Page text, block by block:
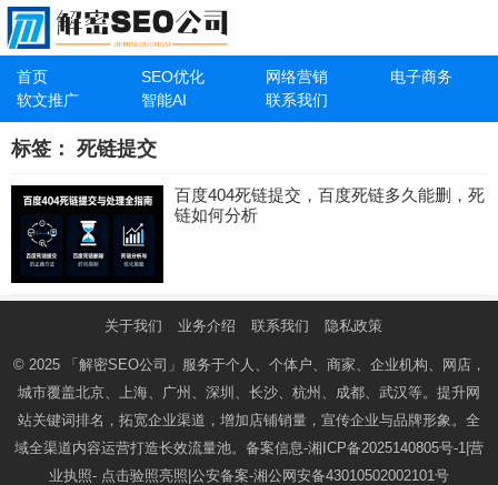
首页 SEO优化 网络营销
电子商务
软文推广
智能AI 联系我们
标签： 死链提交
百度404死链提交，百度死链多久能删，死
链如何分析
关于我们 业务介绍 联系我们 隐私政策
© 2025 「解密SEO公司」 服务于个人、个体户、商家、企业机构、网店，
城市覆盖北京、上海、广州、深圳、长沙、杭州、成都、武汉等。提升网
站关键词排名，拓宽企业渠道，增加店铺销量，宣传企业与品牌形象。全
域全渠道内容运营打造长效流量池。备案信息-湘ICP备2025140805号-1 |营
业执照- 点击验照亮照 |公安备案-湘公网安备43010502002101号